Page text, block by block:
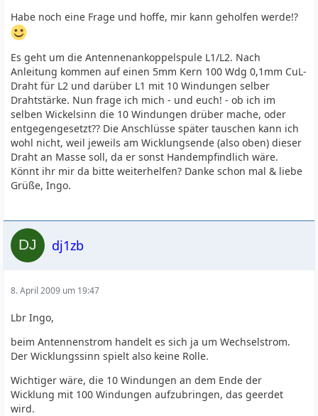
Habe noch eine Frage und hoffe, mir kann geholfen werde!?
Es geht um die Antennenankoppelspule L1/L2. Nach
Anleitung kommen auf einen 5mm Kern 100 Wdg 0,1mm CuL-
Draht für L2 und darüber L1 mit 10 Windungen selber
Drahtstärke. Nun frage ich mich - und euch! - ob ich im
selben Wickelsinn die 10 Windungen drüber mache, oder
entgegengesetzt?? Die Anschlüsse später tauschen kann ich
wohl nicht, weil jeweils am Wicklungsende (also oben) dieser
Draht an Masse soll, da er sonst Handempfindlich wäre.
Könnt ihr mir da bitte weiterhelfen? Danke schon mal & liebe
Grüße, Ingo.
dj1zb
8. April 2009 um 19:47
Lbr Ingo,
beim Antennenstrom handelt es sich ja um Wechselstrom.
Der Wicklungssinn spielt also keine Rolle.
Wichtiger wäre, die 10 Windungen an dem Ende der
Wicklung mit 100 Windungen aufzubringen, das geerdet
wird.